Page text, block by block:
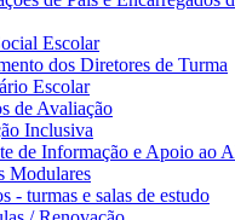
Escolar
dos Diretores de Turma
Escolar
de Avaliação
Inclusiva
de Informação e Apoio ao
Modulares
- turmas e salas de estudo